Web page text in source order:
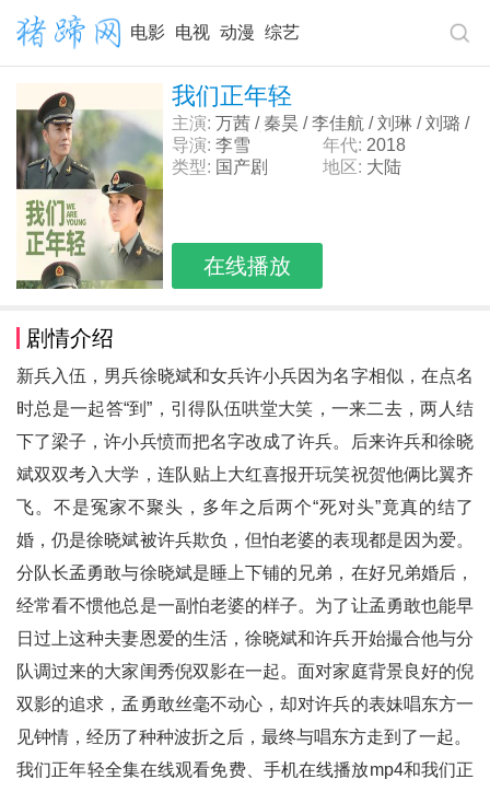
电影 电视 动漫 综艺
我们正年轻
主演: 万茜 / 秦昊 / 李佳航 / 刘琳 / 刘璐 /
陈牧扬 / 曹苑
导演: 李雪 年代: 2018
类型: 国产剧 地区: 大陆
在线播放
剧情介绍
新兵入伍，男兵徐晓斌和女兵许小兵因为名字相似，在点名
时总是一起答“到”，引得队伍哄堂大笑，一来二去，两人结
下了梁子，许小兵愤而把名字改成了许兵。后来许兵和徐晓
斌双双考入大学，连队贴上大红喜报开玩笑祝贺他俩比翼齐
飞。不是冤家不聚头，多年之后两个“死对头”竟真的结了
婚，仍是徐晓斌被许兵欺负，但怕老婆的表现都是因为爱。
分队长孟勇敢与徐晓斌是睡上下铺的兄弟，在好兄弟婚后，
经常看不惯他总是一副怕老婆的样子。为了让孟勇敢也能早
日过上这种夫妻恩爱的生活，徐晓斌和许兵开始撮合他与分
队调过来的大家闺秀倪双影在一起。面对家庭背景良好的倪
双影的追求，孟勇敢丝毫不动心，却对许兵的表妹唱东方一
见钟情，经历了种种波折之后，最终与唱东方走到了一起。
我们正年轻全集在线观看免费、手机在线播放mp4和我们正